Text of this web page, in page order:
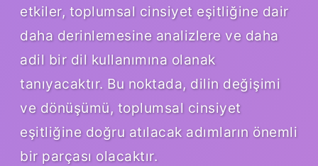
etkiler, toplumsal cinsiyet eşitliğine dair
daha derinlemesine analizlere ve daha
adil bir dil kullanımına olanak
tanıyacaktır. Bu noktada, dilin değişimi
ve dönüşümü, toplumsal cinsiyet
eşitliğine doğru atılacak adımların önemli
bir parçası olacaktır.